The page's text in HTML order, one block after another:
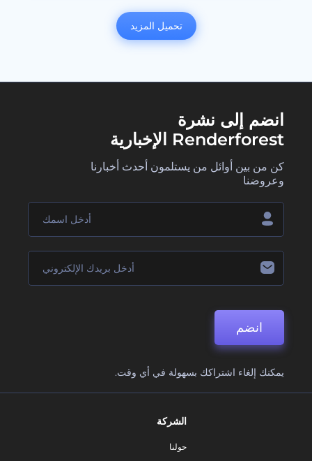
تحميل المزيد
انضم إلى نشرة
Renderforest الإخبارية
كن من بين أوائل من يستلمون أحدث أخبارنا
وعروضنا
انضم
يمكنك إلغاء اشتراكك بسهولة في أي وقت.
الشركة
حولنا